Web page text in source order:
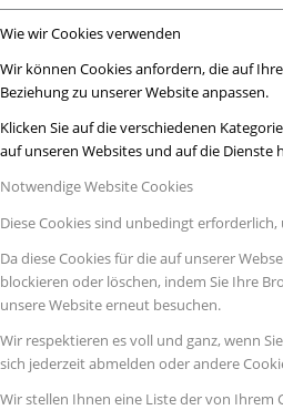
Wie wir Cookies verwenden
Wir können Cookies anfordern, die auf
Beziehung zu unserer Website anpassen.
Klicken Sie auf die verschiedenen
auf unseren Websites und auf die
Notwendige Website Cookies
Diese Cookies sind unbedingt
Da diese Cookies für die auf unserer
blockieren oder löschen, indem Sie Ihre
unsere Website erneut besuchen.
Wir respektieren es voll und ganz, wenn
sich jederzeit abmelden oder andere
Wir stellen Ihnen eine Liste der von Ihrem